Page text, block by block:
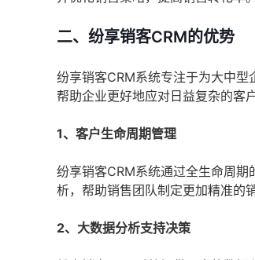
二、纷享销客CRM的优势
纷享销客CRM系统专注于为大中
帮助企业更好地应对日益复杂的客户
1、客户生命周期管理
纷享销客CRM系统通过全生命周
析，帮助销售团队制定更加精准的
2、大数据分析支持决策